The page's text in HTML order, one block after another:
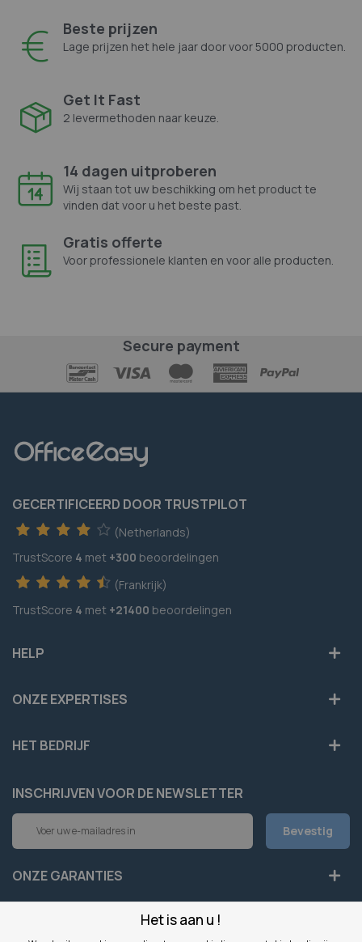
Het is aan u !
Beste prijzen
Lage prijzen het hele jaar door voor 5000 producten.
Get It Fast
2 levermethoden naar keuze.
14 dagen uitproberen
Wij staan tot uw beschikking om het product te
vinden dat voor u het beste past.
Gratis offerte
Voor professionele klanten en voor alle producten.
Secure payment
GECERTIFICEERD DOOR TRUSTPILOT
(Netherlands)
TrustScore 4 met +300 beoordelingen
(Frankrijk)
TrustScore 4 met +21400 beoordelingen
HELP
ONZE EXPERTISES
HET BEDRIJF
INSCHRIJVEN VOOR DE NEWSLETTER
Abonneer
op
onze
nieuwsbrief
Bevestig
ONZE GARANTIES